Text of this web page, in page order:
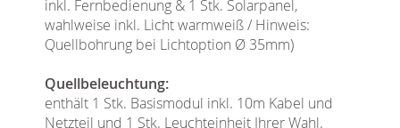
inkl. Fernbedienung & 1 Stk. Solarpanel,
wahlweise inkl. Licht warmweiß / Hinweis:
Quellbohrung bei Lichtoption Ø 35mm)
Quellbeleuchtung:
enthält 1 Stk. Basismodul inkl. 10m Kabel und
Netzteil und 1 Stk. Leuchteinheit Ihrer Wahl.